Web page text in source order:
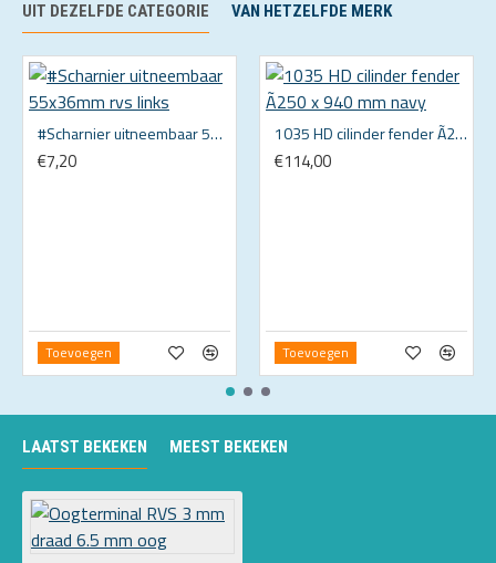
UIT DEZELFDE CATEGORIE VAN HETZELFDE MERK
#Scharnier uitneembaar 55x36mm rvs links
€7,20
Toevoegen
1035 HD cilinder fender Ã250 x 940 mm navy
€114,00
Toevoegen
LAATST BEKEKEN MEEST BEKEKEN